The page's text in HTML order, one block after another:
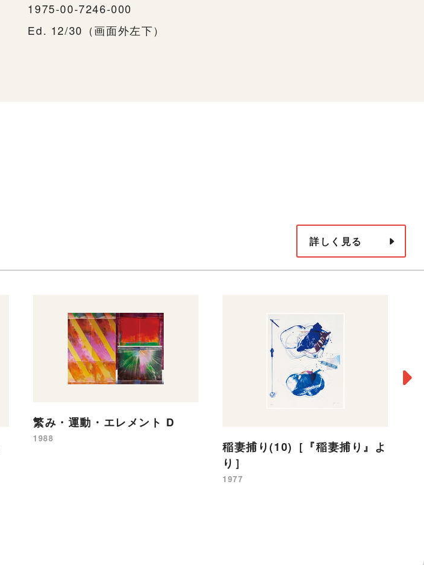
1975-00-7246-000
Ed. 12/30（画面外左下）
詳しく見る
繁み・運動・エレメント D
1988
稲妻捕り(10)［『稲妻捕り』よ
り］
1977